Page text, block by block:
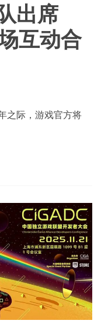
出席
互动合
之际，游戏官方将